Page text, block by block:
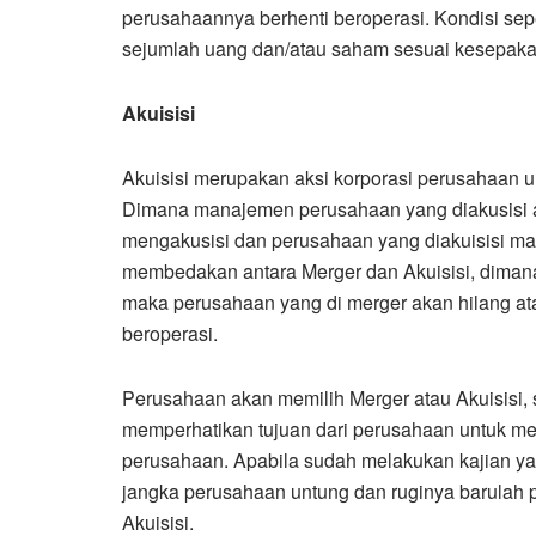
perusahaannya berhenti beroperasi. Kondisi
sejumlah uang dan/atau saham sesuai
Akuisisi
Akuisisi merupakan aksi korporasi perusahaan
Dimana manajemen perusahaan yang
mengakusisi dan perusahaan yang diakuisisi
membedakan antara Merger dan Akuisisi,
maka perusahaan yang di merger akan hilang
beroperasi.
Perusahaan akan memilih Merger atau
memperhatikan tujuan dari perusahaan untuk
perusahaan. Apabila sudah melakukan kajian
jangka perusahaan untung dan ruginya
Akuisisi.